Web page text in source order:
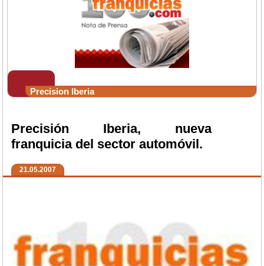
Precision Iberia
Precisión Iberia, nueva
franquicia del sector automóvil.
21.05.2007